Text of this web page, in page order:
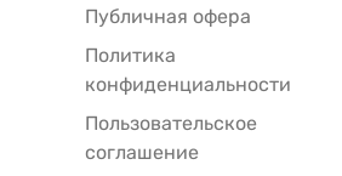
Публичная офера
Политика
конфиденциальности
Пользовательское
соглашение